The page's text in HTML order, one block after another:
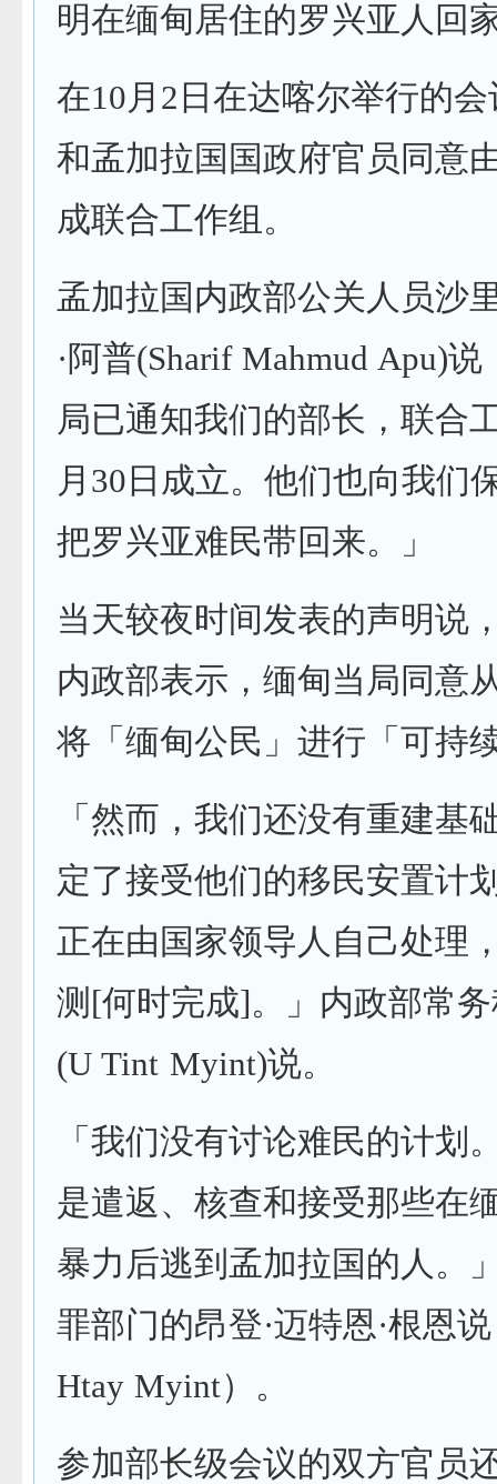
明在缅甸居住的罗兴亚人回
在10月2日在达喀尔举行的
和孟加拉国国政府官员同意
成联合工作组。
孟加拉国内政部公关人员沙
·阿普(Sharif Mahmud Apu)
局已通知我们的部长，联合
月30日成立。他们也向我们
把罗兴亚难民带回来。」
当天较夜时间发表的声明说
内政部表示，缅甸当局同意
将「缅甸公民」进行「可持
「然而，我们还没有重建基
定了接受他们的移民安置计
正在由国家领导人自己处理
测[何时完成]。」内政部常
(U Tint Myint)说。
「我们没有讨论难民的计划
是遣返、核查和接受那些在
暴力后逃到孟加拉国的人。
罪部门的昂登·迈特恩·根恩
Htay Myint）。
参加部长级会议的双方官员